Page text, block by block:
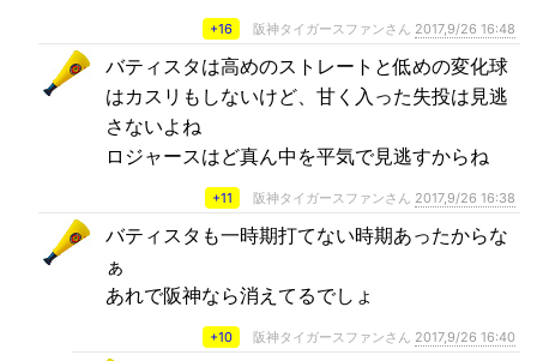
+16 阪神タイガースファンさん 2017,9/26 16:48
バティスタは高めのストレートと低めの変化球
はカスリもしないけど、甘く入った失投は見逃
さないよね
ロジャースはど真ん中を平気で見逃すからね
+11 阪神タイガースファンさん 2017,9/26 16:38
バティスタも一時期打てない時期あったからな
ぁ
あれで阪神なら消えてるでしょ
+10 阪神タイガースファンさん 2017,9/26 16:40